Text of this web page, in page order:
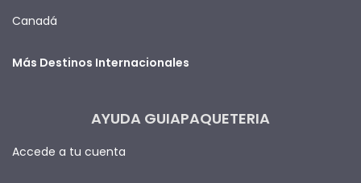
Canadá
Más Destinos Internacionales
AYUDA GUIAPAQUETERIA
Accede a tu cuenta